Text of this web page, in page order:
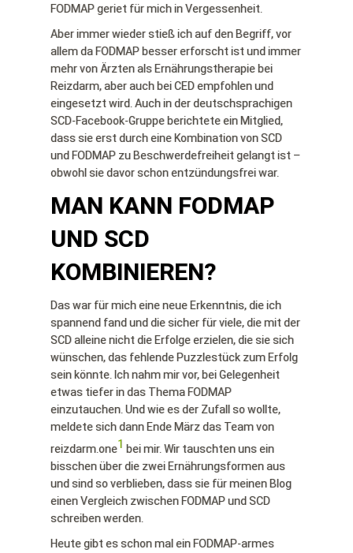
FODMAP geriet für mich in Vergessenheit.
Aber immer wieder stieß ich auf den Begriff, vor
allem da FODMAP besser erforscht ist und immer
mehr von Ärzten als Ernährungstherapie bei
Reizdarm, aber auch bei CED empfohlen und
eingesetzt wird. Auch in der deutschsprachigen
SCD-Facebook-Gruppe berichtete ein Mitglied,
dass sie erst durch eine Kombination von SCD
und FODMAP zu Beschwerdefreiheit gelangt ist –
obwohl sie davor schon entzündungsfrei war.
MAN KANN FODMAP
UND SCD
KOMBINIEREN?
Das war für mich eine neue Erkenntnis, die ich
spannend fand und die sicher für viele, die mit der
SCD alleine nicht die Erfolge erzielen, die sie sich
wünschen, das fehlende Puzzlestück zum Erfolg
sein könnte. Ich nahm mir vor, bei Gelegenheit
etwas tiefer in das Thema FODMAP
einzutauchen. Und wie es der Zufall so wollte,
meldete sich dann Ende März das Team von
reizdarm.one1 bei mir. Wir tauschten uns ein
bisschen über die zwei Ernährungsformen aus
und sind so verblieben, dass sie für meinen Blog
einen Vergleich zwischen FODMAP und SCD
schreiben werden.
Heute gibt es schon mal ein FODMAP-armes